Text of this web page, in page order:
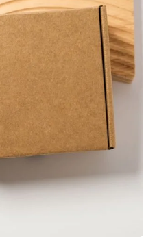
La tapa está integrada en el
Se abre y cierra con una sola
lo que agiliza el servicio y
transporte.
se deposita en el
en España.
Sí, es el formato más utilizado en
transportar salsas y aliños sin